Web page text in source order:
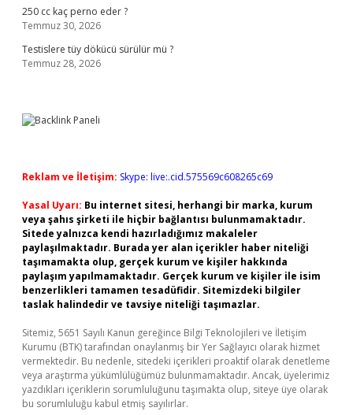
250 cc kaç perno eder ?
Temmuz 30, 2026
Testislere tüy dökücü sürülür mü ?
Temmuz 28, 2026
Reklam ve İletişim: Skype: live:.cid.575569c608265c69
Yasal Uyarı: Bu internet sitesi, herhangi bir marka, kurum
veya şahıs şirketi ile hiçbir bağlantısı bulunmamaktadır.
Sitede yalnızca kendi hazırladığımız makaleler
paylaşılmaktadır. Burada yer alan içerikler haber niteliği
taşımamakta olup, gerçek kurum ve kişiler hakkında
paylaşım yapılmamaktadır. Gerçek kurum ve kişiler ile isim
benzerlikleri tamamen tesadüfidir. Sitemizdeki bilgiler
taslak halindedir ve tavsiye niteliği taşımazlar.
Sitemiz, 5651 Sayılı Kanun gereğince Bilgi Teknolojileri ve İletişim
Kurumu (BTK) tarafından onaylanmış bir Yer Sağlayıcı olarak hizmet
vermektedir. Bu nedenle, sitedeki içerikleri proaktif olarak denetleme
veya araştırma yükümlülüğümüz bulunmamaktadır. Ancak, üyelerimiz
yazdıkları içeriklerin sorumluluğunu taşımakta olup, siteye üye olarak
bu sorumluluğu kabul etmiş sayılırlar.